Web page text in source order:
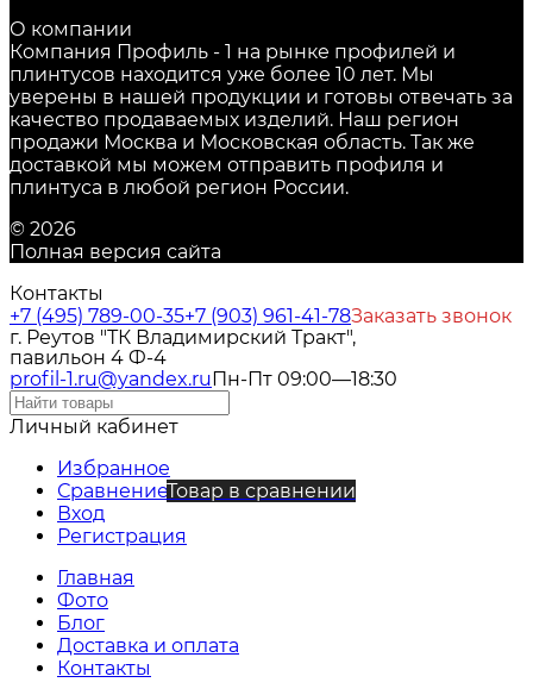
О компании
Компания Профиль - 1 на рынке профилей и
плинтусов находится уже более 10 лет. Мы
уверены в нашей продукции и готовы отвечать за
качество продаваемых изделий. Наш регион
продажи Москва и Московская область. Так же
доставкой мы можем отправить профиля и
плинтуса в любой регион России.
© 2026
Полная версия сайта
Контакты
+7 (495) 789-00-35+7 (903) 961-41-78Заказать звонок
г. Реутов "ТК Владимирский Тракт",
павильон 4 Ф-4
profil-1.ru@yandex.ruПн-Пт 09:00—18:30
Личный кабинет
Избранное
СравнениеТовар в сравнении
Вход
Регистрация
Главная
Фото
Блог
Доставка и оплата
Контакты